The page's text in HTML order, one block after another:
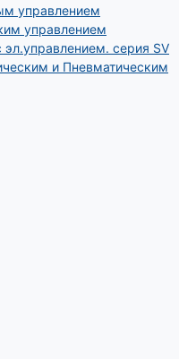
управлением
управлением
серия SV
и Пневматическим